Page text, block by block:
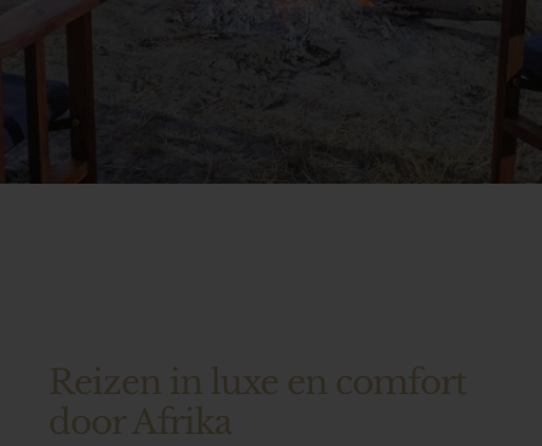
Reizen in luxe en comfort
door Afrika